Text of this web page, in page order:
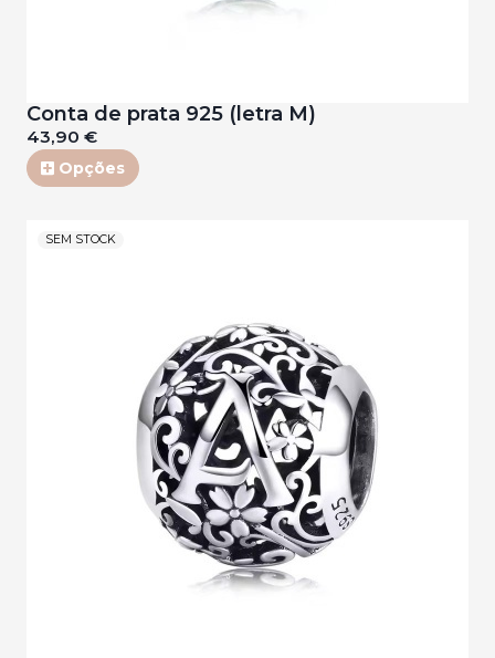
Conta de prata 925 (letra M)
43,90 €
Opções
SEM STOCK